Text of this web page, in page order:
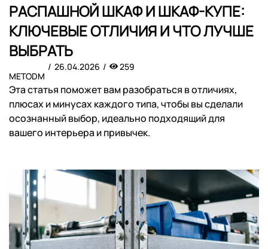
РАСПАШНОЙ ШКАФ И ШКАФ-КУПЕ:
КЛЮЧЕВЫЕ ОТЛИЧИЯ И ЧТО ЛУЧШЕ
ВЫБРАТЬ
METODM
26.04.2026 259
Эта статья поможет вам разобраться в отличиях,
плюсах и минусах каждого типа, чтобы вы сделали
осознанный выбор, идеально подходящий для
вашего интерьера и привычек.